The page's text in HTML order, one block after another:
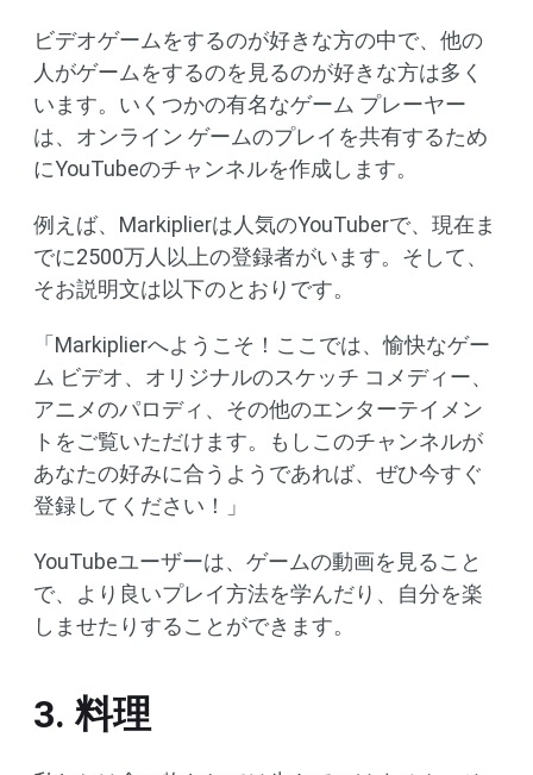
ビデオゲームをするのが好きな方の中で、他の
人がゲームをするのを見るのが好きな方は多く
います。いくつかの有名なゲーム プレーヤー
は、オンライン ゲームのプレイを共有するため
にYouTubeのチャンネルを作成します。
例えば、Markiplierは人気のYouTuberで、現在ま
でに2500万人以上の登録者がいます。そして、
そお説明文は以下のとおりです。
「Markiplierへようこそ！ここでは、愉快なゲー
ム ビデオ、オリジナルのスケッチ コメディー、
アニメのパロディ、その他のエンターテイメン
トをご覧いただけます。もしこのチャンネルが
あなたの好みに合うようであれば、ぜひ今すぐ
登録してください！」
YouTubeユーザーは、ゲームの動画を見ること
で、より良いプレイ方法を学んだり、自分を楽
しませたりすることができます。
3. 料理